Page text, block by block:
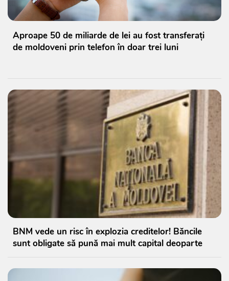
Aproape 50 de miliarde de lei au fost transferați
de moldoveni prin telefon în doar trei luni
BNM vede un risc în explozia creditelor! Băncile
sunt obligate să pună mai mult capital deoparte